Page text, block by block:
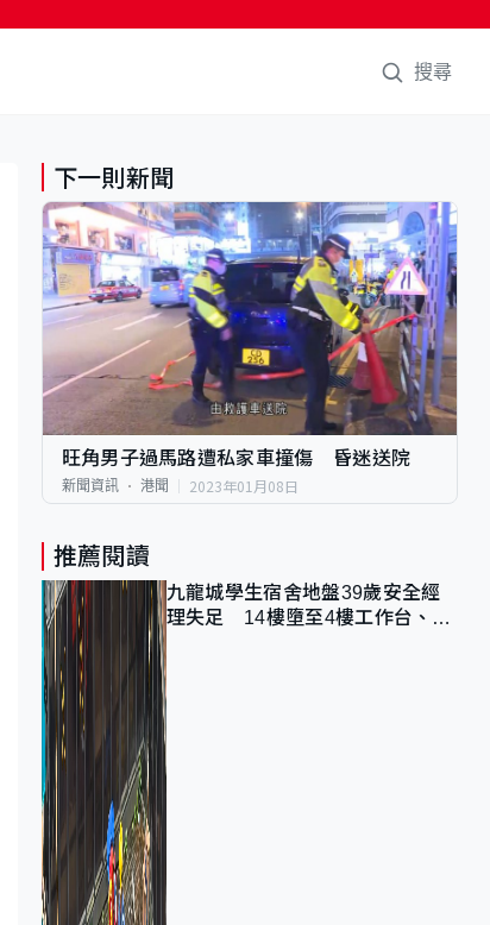
搜尋
下一則新聞
旺角男子過馬路遭私家車撞傷 昏迷送院
新聞資訊 港聞 2023年01月08日
推薦閱讀
九龍城學生宿舍地盤39歲安全經
理失足 14樓墮至4樓工作台、送